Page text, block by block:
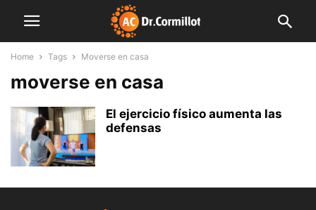
Home Tags Moverse en casa
moverse en casa
El ejercicio físico aumenta las
defensas